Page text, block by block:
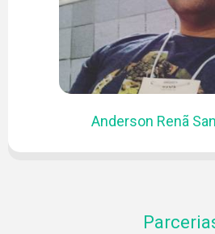
Anderson Renã